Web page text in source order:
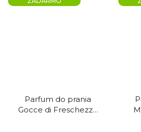
Parfum do prania
Gocce di Freschezza